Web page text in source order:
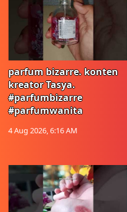
parfum bizarre. konten
kreator Tasya.
#parfumbizarre
#parfumwanita
4 Aug 2026, 6:16 AM